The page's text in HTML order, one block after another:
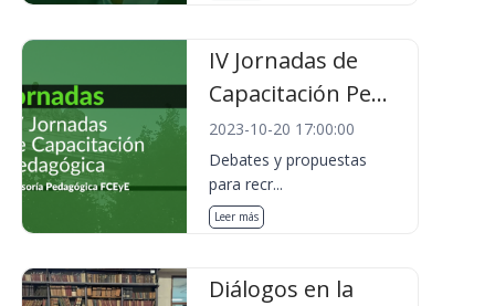
IV Jornadas de
Capacitación Pe...
2023-10-20 17:00:00
Debates y propuestas
para recr...
Leer más
Diálogos en la